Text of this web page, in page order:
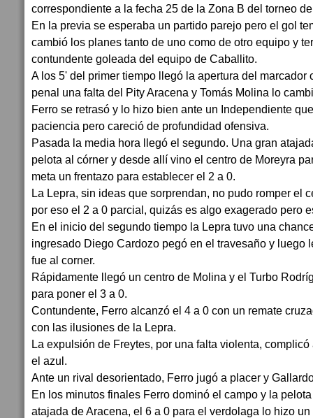
correspondiente a la fecha 25 de la Zona B del torneo
En la previa se esperaba un partido parejo pero el gol
cambió los planes tanto de uno como de otro equipo y
contundente goleada del equipo de Caballito.
A los 5' del primer tiempo llegó la apertura del marcador
penal una falta del Pity Aracena y Tomás Molina lo
Ferro se retrasó y lo hizo bien ante un Independiente
paciencia pero careció de profundidad ofensiva.
Pasada la media hora llegó el segundo. Una gran
pelota al córner y desde allí vino el centro de Moreyra
meta un frentazo para establecer el 2 a 0.
La Lepra, sin ideas que sorprendan, no pudo romper el
por eso el 2 a 0 parcial, quizás es algo exagerado pero
En el inicio del segundo tiempo la Lepra tuvo una
ingresado Diego Cardozo pegó en el travesaño y luego
fue al corner.
Rápidamente llegó un centro de Molina y el Turbo
para poner el 3 a 0.
Contundente, Ferro alcanzó el 4 a 0 con un remate
con las ilusiones de la Lepra.
La expulsión de Freytes, por una falta violenta,
el azul.
Ante un rival desorientado, Ferro jugó a placer y
En los minutos finales Ferro dominó el campo y la
atajada de Aracena, el 6 a 0 para el verdolaga lo hizo